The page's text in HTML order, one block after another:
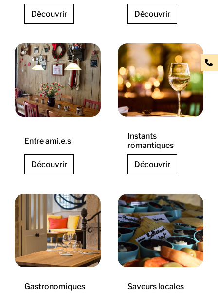
Découvrir Découvrir
Entre ami.e.s
Découvrir
Instants
romantiques
Découvrir
Gastronomiques Saveurs locales